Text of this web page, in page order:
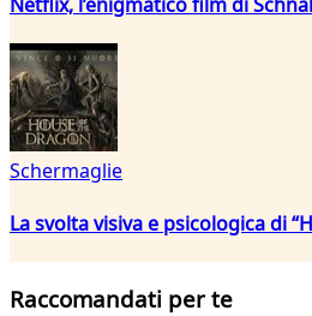
Schermaglie
La svolta visiva e psicologica di
Raccomandati per te